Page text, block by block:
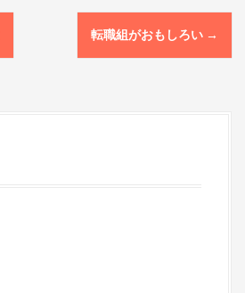
転職組がおもしろい →